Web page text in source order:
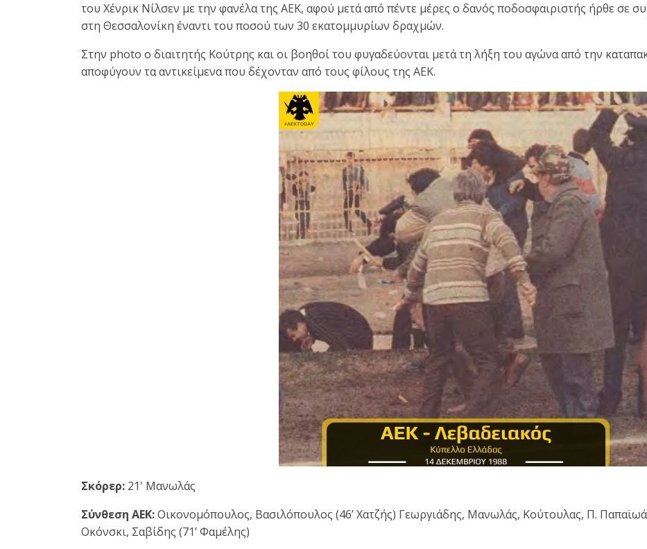
του Χένρικ Νίλσεν με την φανέλα της ΑΕΚ, αφού μετά από πέντε μέρες ο δανός ποδοσφαιριστής ήρθε σε
στη Θεσσαλονίκη έναντι του ποσού των 30 εκατομμυρίων δραχμών.
Στην photo ο διαιτητής Κούτρης και οι βοηθοί του φυγαδεύονται μετά τη λήξη του αγώνα από την
αποφύγουν τα αντικείμενα που δέχονταν από τους φίλους της ΑΕΚ.
Σκόρερ: 21' Μανωλάς
Σύνθεση ΑΕΚ:Οικονομόπουλος, Βασιλόπουλος (46’ Χατζής) Γεωργιάδης, Μανωλάς, Κούτουλας, Π.
Οκόνσκι, Σαβίδης (71’ Φαμέλης)